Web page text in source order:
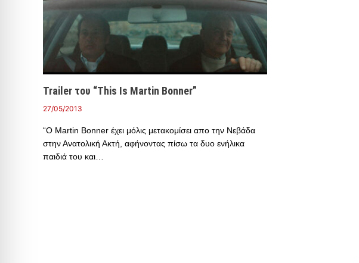
Trailer του “This Is Martin Bonner”
27/05/2013
“Ο Martin Bonner έχει μόλις μετακομίσει απο την Νεβάδα
στην Ανατολική Ακτή, αφήνοντας πίσω τα δυο ενήλικα
παιδιά του και…